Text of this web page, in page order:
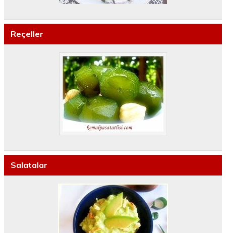
Reçeller
Salatalar